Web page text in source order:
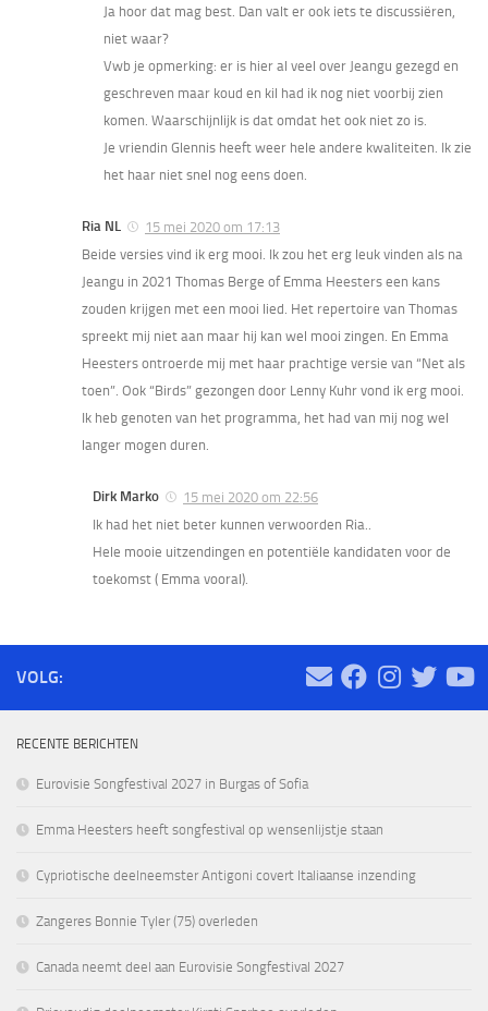
Ja hoor dat mag best. Dan valt er ook iets te discussiëren,
niet waar?
Vwb je opmerking: er is hier al veel over Jeangu gezegd en
geschreven maar koud en kil had ik nog niet voorbij zien
komen. Waarschijnlijk is dat omdat het ook niet zo is.
Je vriendin Glennis heeft weer hele andere kwaliteiten. Ik zie
het haar niet snel nog eens doen.
Ria NL
15 mei 2020 om 17:13
Beide versies vind ik erg mooi. Ik zou het erg leuk vinden als na
Jeangu in 2021 Thomas Berge of Emma Heesters een kans
zouden krijgen met een mooi lied. Het repertoire van Thomas
spreekt mij niet aan maar hij kan wel mooi zingen. En Emma
Heesters ontroerde mij met haar prachtige versie van “Net als
toen”. Ook “Birds” gezongen door Lenny Kuhr vond ik erg mooi.
Ik heb genoten van het programma, het had van mij nog wel
langer mogen duren.
Dirk Marko
15 mei 2020 om 22:56
Ik had het niet beter kunnen verwoorden Ria..
Hele mooie uitzendingen en potentiële kandidaten voor de
toekomst ( Emma vooral).
VOLG:
RECENTE BERICHTEN
Eurovisie Songfestival 2027 in Burgas of Sofia
Emma Heesters heeft songfestival op wensenlijstje staan
Cypriotische deelneemster Antigoni covert Italiaanse inzending
Zangeres Bonnie Tyler (75) overleden
Canada neemt deel aan Eurovisie Songfestival 2027